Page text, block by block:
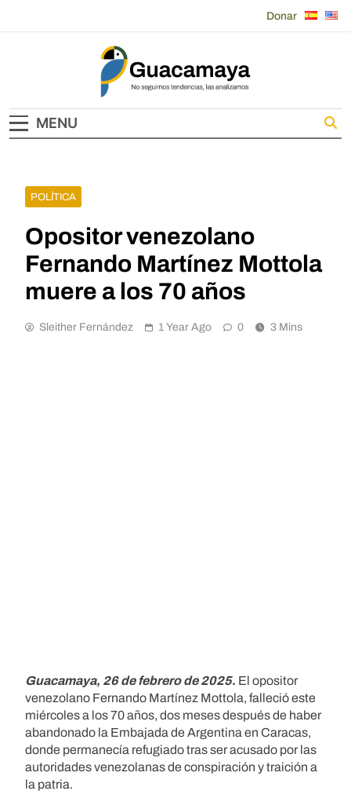
Donar
Guacamaya
MENU
POLÍTICA
Opositor venezolano
Fernando Martínez Mottola
muere a los 70 años
Sleither Fernández 1 Year Ago 0 3 Mins
Guacamaya, 26 de febrero de 2025. El opositor
venezolano Fernando Martínez Mottola, falleció este
miércoles a los 70 años, dos meses después de haber
abandonado la Embajada de Argentina en Caracas,
donde permanecía refugiado tras ser acusado por las
autoridades venezolanas de conspiración y traición a
la patria.